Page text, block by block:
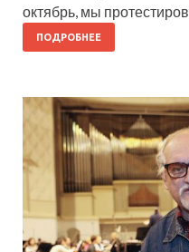
октябрь, мы
ПОДРОБНЕЕ